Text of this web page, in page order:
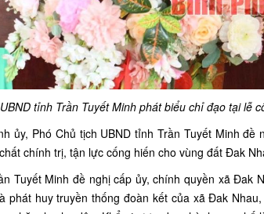
tỉnh Trần Tuyết Minh phát biểu chỉ đạo tại lễ
ủy, Phó Chủ tịch UBND tỉnh Trần Tuyết Minh đề
chính trị, tận lực cống hiến cho vùng đất Đak
Tuyết Minh đề nghị cấp ủy, chính quyền xã Đak
huy truyền thống đoàn kết của xã Đak